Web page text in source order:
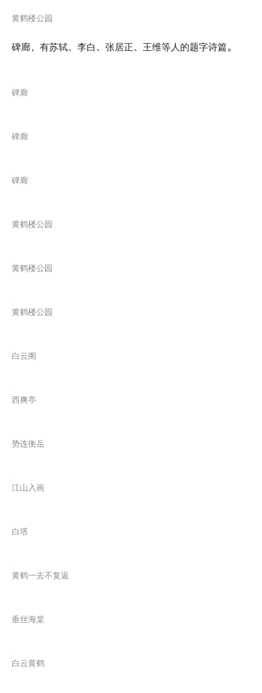
黄鹤楼公园
碑廊，有苏轼、李白、张居正、王维等人的题字诗篇。
碑廊
碑廊
碑廊
黄鹤楼公园
黄鹤楼公园
黄鹤楼公园
白云阁
西爽亭
势连衡岳
江山入画
白塔
黄鹤一去不复返
垂丝海棠
白云黄鹤